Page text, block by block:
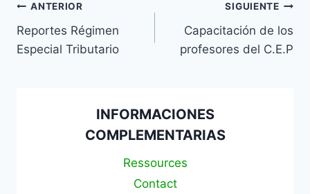
ANTERIOR
Reportes Régimen
Especial Tributario
SIGUIENTE
Capacitación de los
profesores del C.E.P
INFORMACIONES
COMPLEMENTARIAS
Ressources
Contact